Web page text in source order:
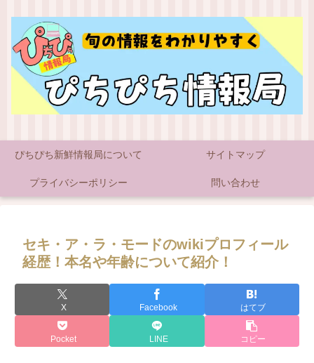
ぴちぴち新鮮情報局について サイトマップ
プライバシーポリシー 問い合わせ
セキ・ア・ラ・モードのwikiプロフィール
経歴！本名や年齢について紹介！
X Facebook はてブ
Pocket LINE コピー